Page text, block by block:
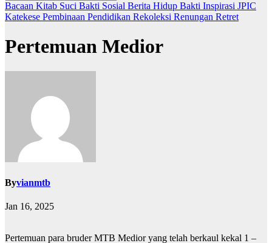
Bacaan Kitab Suci Bakti Sosial Berita Hidup Bakti Inspirasi JPIC
Katekese Pembinaan Pendidikan Rekoleksi Renungan Retret
Pertemuan Medior
Byvianmtb
Jan 16, 2025
Pertemuan para bruder MTB Medior yang telah berkaul kekal 1 –